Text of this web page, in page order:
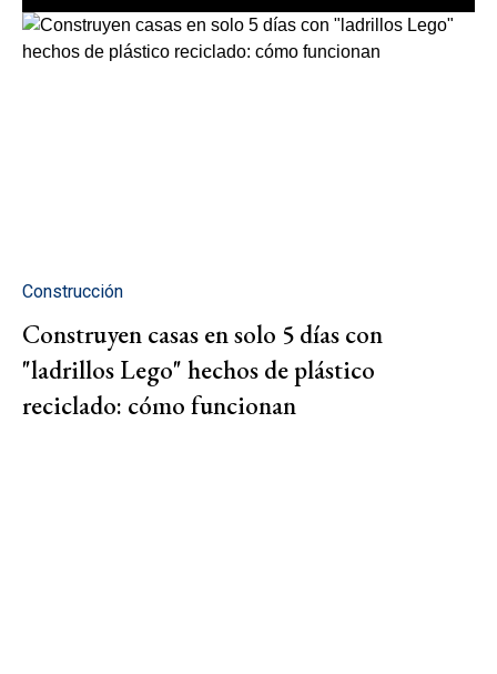
Construcción
Construyen casas en solo 5 días con
"ladrillos Lego" hechos de plástico
reciclado: cómo funcionan